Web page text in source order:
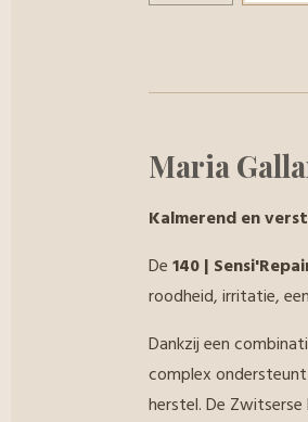
Maria
Kalmerend en
De140 |
roodheid, irritatie,
Dankzij een
complex
herstel. De